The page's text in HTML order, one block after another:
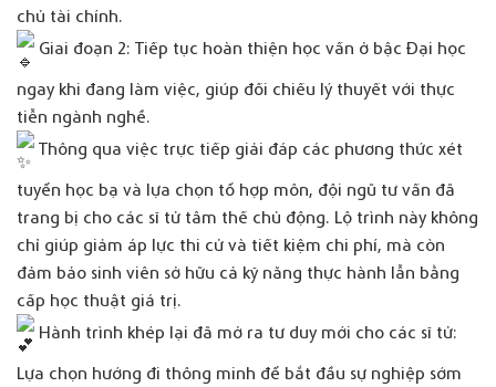
chủ tài chính.
Giai đoạn 2: Tiếp tục hoàn thiện học vấn ở bậc Đại học
ngay khi đang làm việc, giúp đối chiếu lý thuyết với thực
tiễn ngành nghề.
Thông qua việc trực tiếp giải đáp các phương thức xét
tuyển học bạ và lựa chọn tổ hợp môn, đội ngũ tư vấn đã
trang bị cho các sĩ tử tâm thế chủ động. Lộ trình này không
chỉ giúp giảm áp lực thi cử và tiết kiệm chi phí, mà còn
đảm bảo sinh viên sở hữu cả kỹ năng thực hành lẫn bằng
cấp học thuật giá trị.
Hành trình khép lại đã mở ra tư duy mới cho các sĩ tử:
Lựa chọn hướng đi thông minh để bắt đầu sự nghiệp sớm